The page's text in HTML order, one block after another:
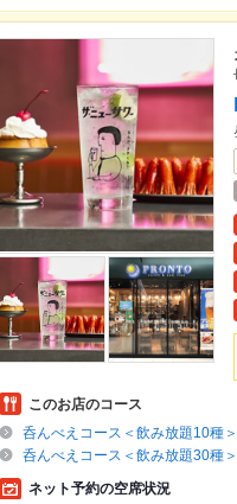
このお店のコース
呑んべえコース＜飲み放題10種＞
呑んべえコース＜飲み放題30種＞
ネット予約の空席状況